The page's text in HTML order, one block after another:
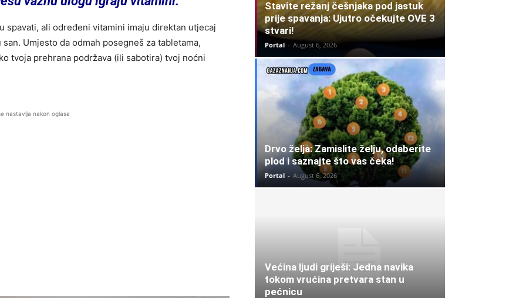
spavati, ali određeni vitamini imaju direktan utjecaj
Umjesto da odmah posegneš za tabletama,
tvoja prehrana podržava (ili sabotira) tvoj noćni
nastavlja nakon oglasa
Stavite režanj češnjaka pod jastuk
prije spavanja: Ujutro očekujte OVE 3
stvari!
Portal - August 6, 2026
Drvo želja: Zamislite želju, odaberite
plod i saznajte što vas čeka!
Portal - August 6, 2026
Većina ljudi griješi: Jedna navika
tokom vrućina pretvara stan u
pećnicu